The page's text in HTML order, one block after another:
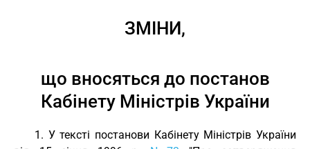
ЗМІНИ,
що вносяться до постанов
Кабінету Міністрів України
1. У тексті постанови Кабінету Міністрів України